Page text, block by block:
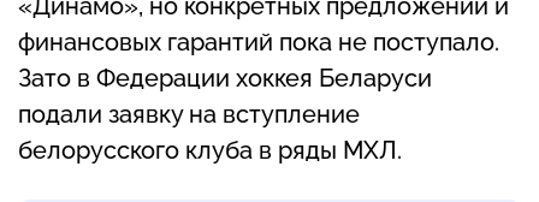
«Динамо», но конкретных предложений и
финансовых гарантий пока не поступало.
Зато в Федерации хоккея Беларуси
подали заявку на вступление
белорусского клуба в ряды МХЛ.